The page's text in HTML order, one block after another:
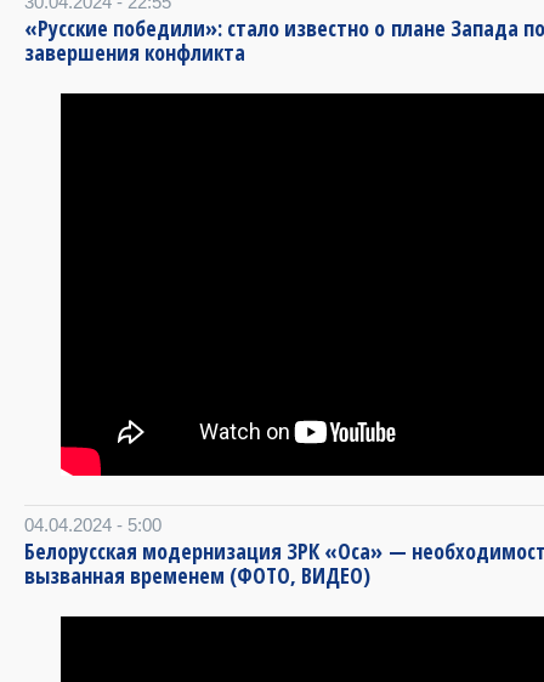
«Русские победили»: стало известно о плане Запада
завершения конфликта
04.04.2024 - 5:00
Белорусская модернизация ЗРК «Оса» —
вызванная временем (ФОТО, ВИДЕО)